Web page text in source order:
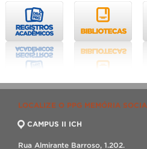
LOCALIZE O PPG MEMÓRIA
CAMPUS II ICH
Rua Almirante Barroso, 1.202.